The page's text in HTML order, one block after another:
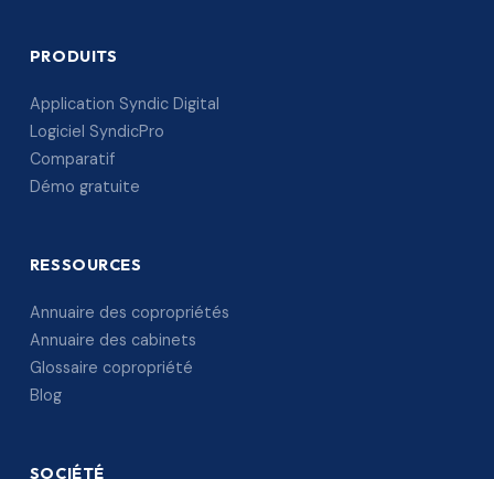
PRODUITS
Application Syndic Digital
Logiciel SyndicPro
Comparatif
Démo gratuite
RESSOURCES
Annuaire des copropriétés
Annuaire des cabinets
Glossaire copropriété
Blog
SOCIÉTÉ